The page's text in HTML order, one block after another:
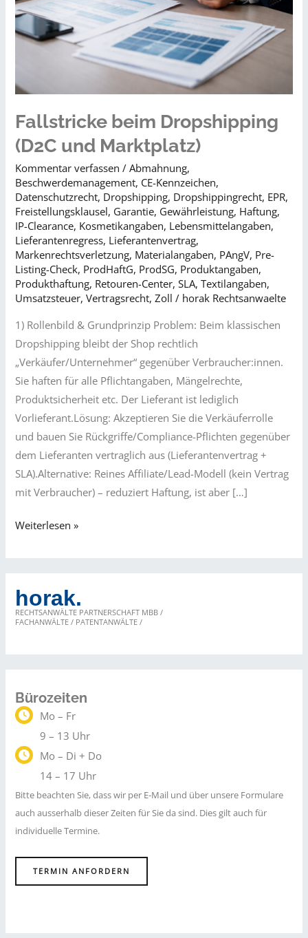
Fallstricke beim Dropshipping
(D2C und Marktplatz)
Kommentar verfassen /Abmahnung,
Beschwerdemanagement, CE-Kennzeichen,
Datenschutzrecht, Dropshipping, Dropshippingrecht, EPR,
Freistellungsklausel, Garantie, Gewährleistung, Haftung,
IP-Clearance, Kosmetikangaben, Lebensmittelangaben,
Lieferantenregress, Lieferantenvertrag,
Markenrechtsverletzung, Materialangaben, PAngV, Pre-
Listing-Check, ProdHaftG, ProdSG, Produktangaben,
Produkthaftung, Retouren-Center,SLA,Textilangaben,
Umsatzsteuer,Vertragsrecht,Zoll / horak Rechtsanwaelte
1) Rollenbild & Grundprinzip Problem: Beim klassischen
Dropshipping bleibt der Shop rechtlich
„Verkäufer/Unternehmer“ gegenüber Verbraucher:innen.
Sie haften für alle Pflichtangaben, Mängelrechte,
Produktsicherheit etc. Der Lieferant ist lediglich
Vorlieferant.Lösung: Akzeptieren Sie die Verkäuferrolle
und bauen Sie Rückgriffe/Compliance-Pflichten gegenüber
dem Lieferanten vertraglich aus (Lieferantenvertrag +
SLA).Alternative: Reines Affiliate/Lead-Modell (kein Vertrag
mit Verbraucher) – reduziert Haftung, ist aber […]
Fallstricke
und
Marktplatz)
Weiterlesen »
horak.
RECHTSANWÄLTE PARTNERSCHAFT MBB /
FACHANWÄLTE / PATENTANWÄLTE /
Bürozeiten
Mo – Fr
9 – 13 Uhr
Mo – Di + Do
14 – 17 Uhr
Bitte beachten Sie, dass wir per E-Mail und über unsere Formulare
auch ausserhalb dieser Zeiten für Sie da sind. Dies gilt auch für
individuelle Termine.
TERMIN ANFORDERN